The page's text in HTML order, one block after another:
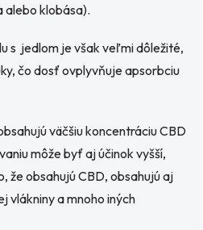
alebo klobása).
s jedlom je však veľmi dôležité,
čo dosť ovplyvňuje apsorbciu
väčšiu koncentráciu CBD
môže byť aj účinok vyšší,
že obsahujú CBD, obsahujú aj
vlákniny a mnoho iných